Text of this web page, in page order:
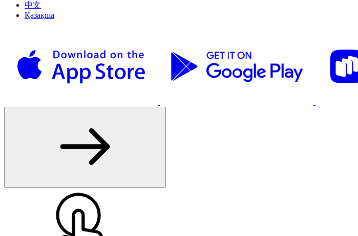
中文
Қазақша